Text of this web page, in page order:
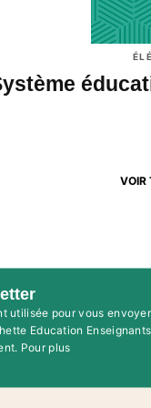
VOIR
utilisée pour vous
Education
Pour plus